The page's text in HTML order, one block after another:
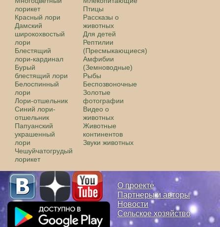
лорикет
Красный лори
Дамский
широкохвостый
лори
Блестящий
лори-кардинал
Бурый
блестящий лори
Белоспинный
лори
Лори-отшельник
Синий лори-
отшельник
Папуанский
украшенный
лори
Чешуйчатогрудый
лорикет
Птицы
Рассказы о
животных
Для детей
Рептилии
(Пресмыкающиеся)
Амфибии
(Земноводные)
Рыбы
Беспозвоночные
Золотые
фотографии
Видео о
животных
Животные
континентов
Звуки животных
О проекте
Партнеры и авторы
Новости
Сельское хозяйство